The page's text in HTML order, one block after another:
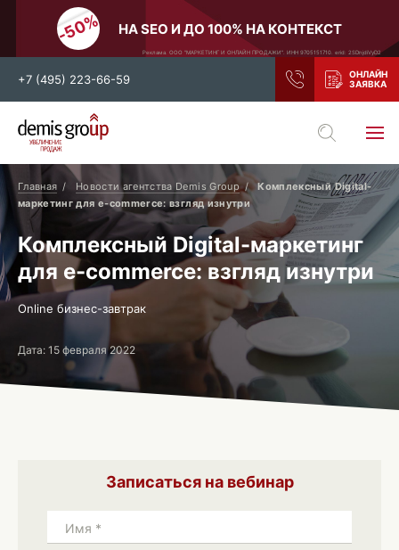
НА SEO И ДО 100% НА КОНТЕКСТ
Реклама. ООО "МАРКЕТИНГ И ОНЛАЙН ПРОДАЖИ". ИНН 9705151710. erid: 2SDnjdiVyD2
+7 (495) 223-66-59
Выберите свой город
Москва
Санкт-Петербург
Нижний Новгород
Тамбов
Воронеж
Тула
Новосибирск
Екатеринбург
Самара
Ростов-на-Дону
и все регионы РФ
Главная Новости агентства Demis Group
Комплексный Digital-
маркетинг для e-commerce: взгляд изнутри
Комплексный Digital-маркетинг
для e-commerce: взгляд изнутри
Online бизнес-завтрак
Дата: 15 февраля 2022
Записаться на вебинар
Имя *